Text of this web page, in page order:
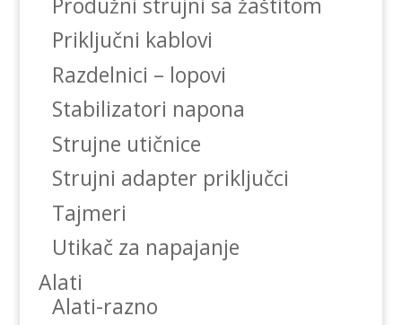
Priključni kablovi
Razdelnici – lopovi
Stabilizatori napona
Strujne utičnice
Strujni adapter priključci
Tajmeri
Utikač za napajanje
Alati
Alati-razno